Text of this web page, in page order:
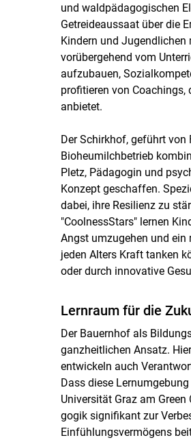
und waldpädagogischen
Getreideaussaat über die
Kindern und
vorübergehend vom
aufzubauen,
profitieren von
anbietet.
Der Schirkhof, geführt
Bioheumilchbetrieb
Pletz, Pädagogin und
Konzept geschaffen.
dabei, ihre Resilienz zu
"CoolnessStars" lernen
Angst umzugehen und ein
jeden Alters Kraft tanken
oder durch innovative
Lernraum für die
Der Bauernhof als
ganzheitlichen Ansatz.
entwickeln auch
Dass diese
Universität Graz am
gogik signifikant zur
Einfühlungsvermögens